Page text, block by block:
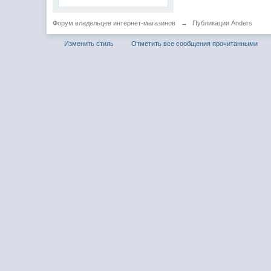
Форум владельцев интернет-магазинов → Публикации Anders
Изменить стиль Отметить все сообщения прочитанными